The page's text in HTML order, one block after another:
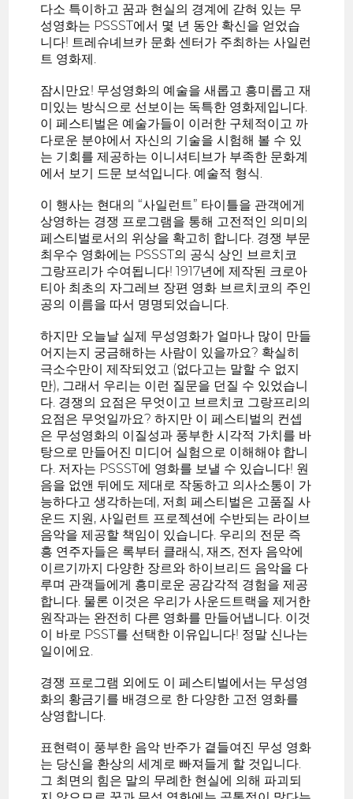
다소 특이하고 꿈과 현실의 경계에 갇혀 있는 무
성영화는 PSSST에서 몇 년 동안 확신을 얻었습
니다! 트레슈녜브카 문화 센터가 주최하는 사일런
트 영화제.
잠시만요! 무성영화의 예술을 새롭고 흥미롭고 재
미있는 방식으로 선보이는 독특한 영화제입니다.
이 페스티벌은 예술가들이 이러한 구체적이고 까
다로운 분야에서 자신의 기술을 시험해 볼 수 있
는 기회를 제공하는 이니셔티브가 부족한 문화계
에서 보기 드문 보석입니다. 예술적 형식.
이 행사는 현대의 “사일런트” 타이틀을 관객에게
상영하는 경쟁 프로그램을 통해 고전적인 의미의
페스티벌로서의 위상을 확고히 합니다. 경쟁 부문
최우수 영화에는 PSSST의 공식 상인 브르치코
그랑프리가 수여됩니다! 1917년에 제작된 크로아
티아 최초의 자그레브 장편 영화 브르치코의 주인
공의 이름을 따서 명명되었습니다.
하지만 오늘날 실제 무성영화가 얼마나 많이 만들
어지는지 궁금해하는 사람이 있을까요? 확실히
극소수만이 제작되었고 (없다고는 말할 수 없지
만), 그래서 우리는 이런 질문을 던질 수 있었습니
다. 경쟁의 요점은 무엇이고 브르치코 그랑프리의
요점은 무엇일까요? 하지만 이 페스티벌의 컨셉
은 무성영화의 이질성과 풍부한 시각적 가치를 바
탕으로 만들어진 미디어 실험으로 이해해야 합니
다. 저자는 PSSST에 영화를 보낼 수 있습니다! 원
음을 없앤 뒤에도 제대로 작동하고 의사소통이 가
능하다고 생각하는데, 저희 페스티벌은 고품질 사
운드 지원, 사일런트 프로젝션에 수반되는 라이브
음악을 제공할 책임이 있습니다. 우리의 전문 즉
흥 연주자들은 록부터 클래식, 재즈, 전자 음악에
이르기까지 다양한 장르와 하이브리드 음악을 다
루며 관객들에게 흥미로운 공감각적 경험을 제공
합니다. 물론 이것은 우리가 사운드트랙을 제거한
원작과는 완전히 다른 영화를 만들어냅니다. 이것
이 바로 PSST를 선택한 이유입니다! 정말 신나는
일이에요.
경쟁 프로그램 외에도 이 페스티벌에서는 무성영
화의 황금기를 배경으로 한 다양한 고전 영화를
상영합니다.
표현력이 풍부한 음악 반주가 곁들여진 무성 영화
는 당신을 환상의 세계로 빠져들게 할 것입니다.
그 최면의 힘은 말의 무례한 현실에 의해 파괴되